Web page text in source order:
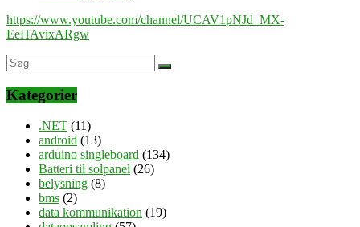
https://www.youtube.com/channel/UCAV1pNJd_MX-
EeHAvixARgw
Kategorier
.NET (11)
android (13)
arduino singleboard (134)
Batteri til solpanel (26)
belysning (8)
bms (2)
data kommunikation (19)